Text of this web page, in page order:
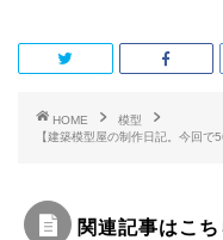
o
k
r
HOME
模型
【建築模型屋の制作日記。今回で
関連記事はこち